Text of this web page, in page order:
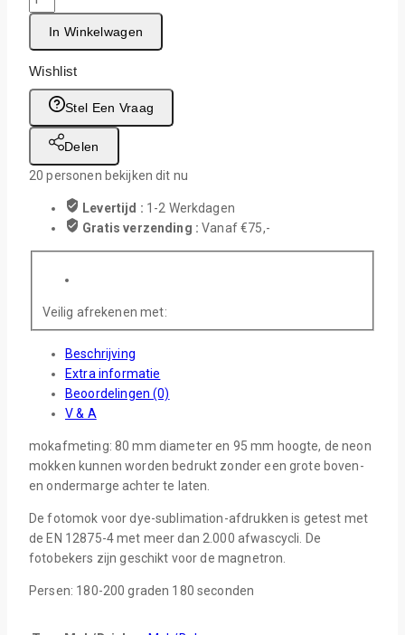
In Winkelwagen
Wishlist
Stel Een Vraag
Delen
20 personen bekijken dit nu
Levertijd : 1-2 Werkdagen
Gratis verzending :Vanaf €75,-
Veilig afrekenen met:
Beschrijving
Extra informatie
Beoordelingen (0)
V & A
mokafmeting: 80 mm diameter en 95 mm hoogte, de neon
mokken kunnen worden bedrukt zonder een grote boven-
en ondermarge achter te laten.
De fotomok voor dye-sublimation-afdrukken is getest met
de EN 12875-4 met meer dan 2.000 afwascycli. De
fotobekers zijn geschikt voor de magnetron.
Persen: 180-200 graden 180 seconden